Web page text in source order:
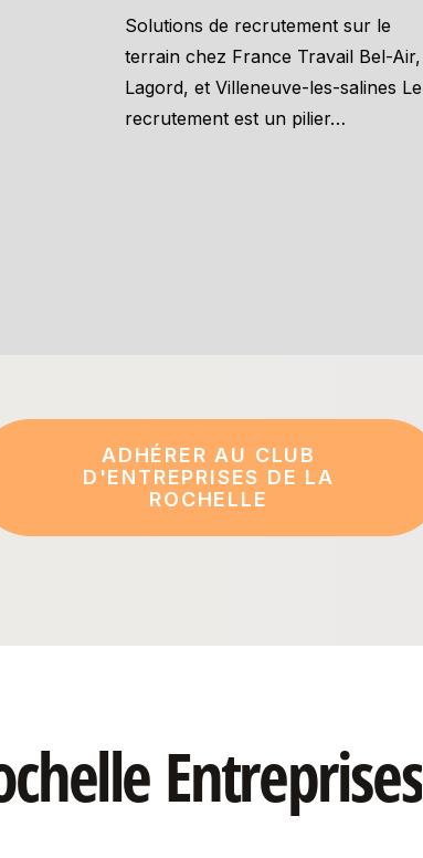
Solutions de recrutement sur le
terrain chez France Travail Bel-Air,
Lagord, et Villeneuve-les-salines Le
recrutement est un pilier…
ADHÉRER AU CLUB
D'ENTREPRISES DE LA
ROCHELLE
Entreprises